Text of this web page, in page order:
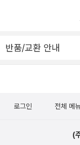
아버지’는 이슬처럼
건사하려고 나무 곁에
담은 책 하나’가 가장
기’하고 ‘낱말책’일
말책(사전)’이겠지.‘단
반품/교환 안내
로그인 전체 메
(